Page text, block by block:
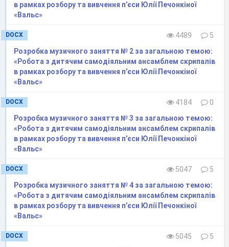
в рамках розбору та вивчення п’єси Юлії Печонкіної
«Вальс»
DOCX 4489
5
Розробка музичного заняття № 2 за загальною темою:
«Робота з дитячим самодіяльним ансамблем скрипалів
в рамках розбору та вивчення п’єси Юлії Печонкіної
«Вальс»
DOCX 4184
0
Розробка музичного заняття № 3 за загальною темою:
«Робота з дитячим самодіяльним ансамблем скрипалів
в рамках розбору та вивчення п’єси Юлії Печонкіної
«Вальс»
DOCX 5047
5
Розробка музичного заняття № 4 за загальною темою:
«Робота з дитячим самодіяльним ансамблем скрипалів
в рамках розбору та вивчення п’єси Юлії Печонкіної
«Вальс»
DOCX 5045
5